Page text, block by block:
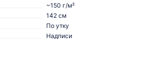
~150 г/м²
142 см
По утку
Надписи